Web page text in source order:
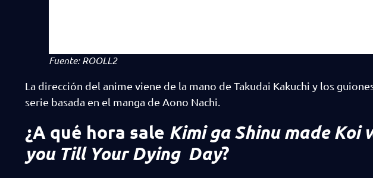
Fuente: ROOLL2
La dirección del anime viene de la mano de Takudai Kakuchi y los
serie basada en el manga de Aono Nachi.
¿A qué hora sale Kimi ga Shinu made Koi
you Till Your Dying Day?